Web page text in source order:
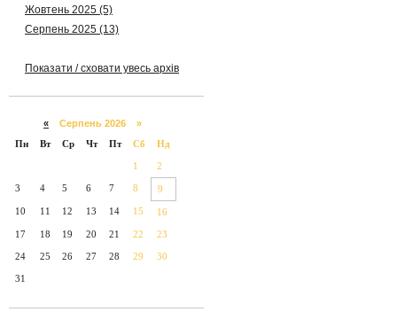
Жовтень 2025 (5)
Серпень 2025 (13)
Показати / сховати увесь архів
« Серпень 2026 »
Пн
Вт Ср Чт Пт Сб Нд
1 2
3 4 5 6 7 8 9
10 11 12 13 14 15 16
17 18 19 20 21 22 23
24 25 26 27 28 29 30
31